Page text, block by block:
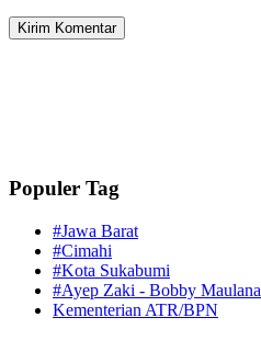
Populer Tag
#Jawa Barat
#Cimahi
#Kota Sukabumi
#Ayep Zaki - Bobby Maulana
Kementerian ATR/BPN